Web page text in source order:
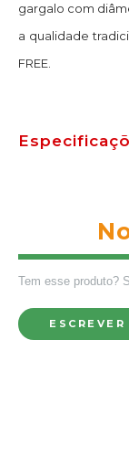
gargalo com
a qualidade
FREE.
Tem esse produto?